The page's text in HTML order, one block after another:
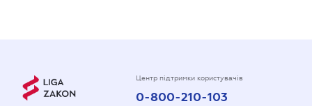
Центр підтримки користувачів
0-800-210-103